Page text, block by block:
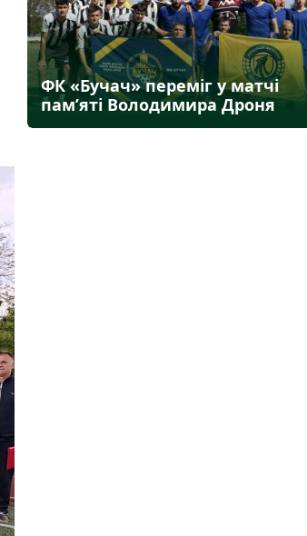
ФК «Бучач» переміг у матчі
пам’яті Володимира Дроня